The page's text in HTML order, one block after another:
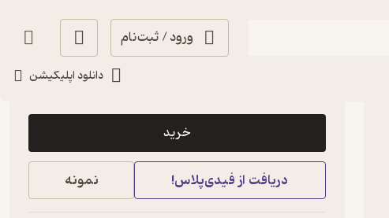
ورود / ثبت‌نام
دانلود اپلیکیشن
50,000
خرید
دریافت از فیدی‌پلاس! نمونه